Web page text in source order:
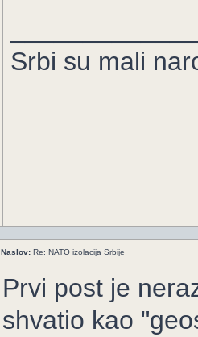
Srbi su mali
Naslov: Re: NATO izolacija Srbije
Prvi post je
shvatio kao